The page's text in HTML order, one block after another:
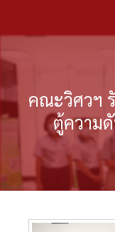
คณะวิศวฯ
ตู้ความ